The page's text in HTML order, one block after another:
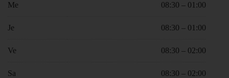
Me 08:30 – 01:00
Je 08:30 – 01:00
Ve 08:30 – 02:00
Sa 08:30 – 02:00